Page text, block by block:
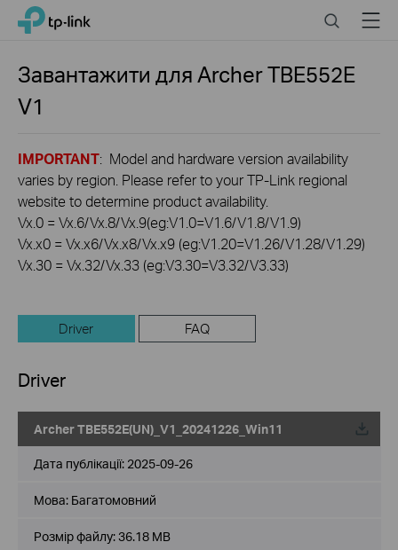
Click
navigation
TP-Link, Reliably Smart SearchMenu
Завантажити дляArcher TBE552E
V1
IMPORTANT: Model and hardware version availability
varies by region. Please refer to your TP-Link regional
website to determine product availability.
Vx.0 = Vx.6/Vx.8/Vx.9(eg:V1.0=V1.6/V1.8/V1.9)
Vx.x0 = Vx.x6/Vx.x8/Vx.x9 (eg:V1.20=V1.26/V1.28/V1.29)
Vx.30 = Vx.32/Vx.33 (eg:V3.30=V3.32/V3.33)
Driver FAQ
Driver
Archer TBE552E(UN)_V1_20241226_Win11
Дата публікації: 2025-09-26
Мова: Багатомовний
Розмір файлу:36.18 MB